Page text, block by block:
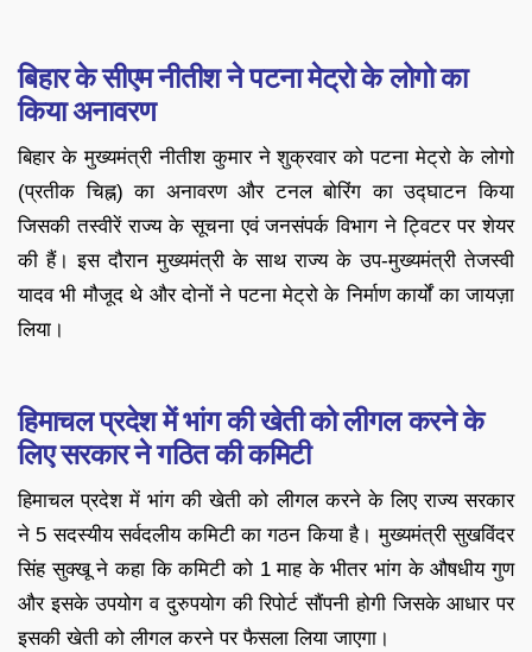
बिहार के सीएम नीतीश ने पटना मेट्रो के लोगो का
किया अनावरण
बिहार के मुख्यमंत्री नीतीश कुमार ने शुक्रवार को पटना मेट्रो के लोगो
(प्रतीक चिह्न) का अनावरण और टनल बोरिंग का उद्घाटन किया
जिसकी तस्वीरें राज्य के सूचना एवं जनसंपर्क विभाग ने ट्विटर पर शेयर
की हैं। इस दौरान मुख्यमंत्री के साथ राज्य के उप-मुख्यमंत्री तेजस्वी
यादव भी मौजूद थे और दोनों ने पटना मेट्रो के निर्माण कार्यों का जायज़ा
लिया।
हिमाचल प्रदेश में भांग की खेती को लीगल करने के
लिए सरकार ने गठित की कमिटी
हिमाचल प्रदेश में भांग की खेती को लीगल करने के लिए राज्य सरकार
ने 5 सदस्यीय सर्वदलीय कमिटी का गठन किया है। मुख्यमंत्री सुखविंदर
सिंह सुक्खू ने कहा कि कमिटी को 1 माह के भीतर भांग के औषधीय गुण
और इसके उपयोग व दुरुपयोग की रिपोर्ट सौंपनी होगी जिसके आधार पर
इसकी खेती को लीगल करने पर फैसला लिया जाएगा।